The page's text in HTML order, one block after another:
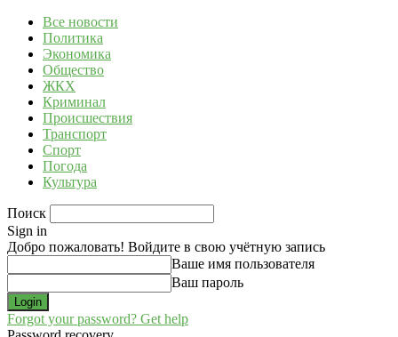
Все новости
Политика
Экономика
Общество
ЖКХ
Криминал
Происшествия
Транспорт
Спорт
Погода
Культура
Поиск
Sign in
Добро пожаловать! Войдите в свою учётную запись
Ваше имя пользователя
Ваш пароль
Forgot your password? Get help